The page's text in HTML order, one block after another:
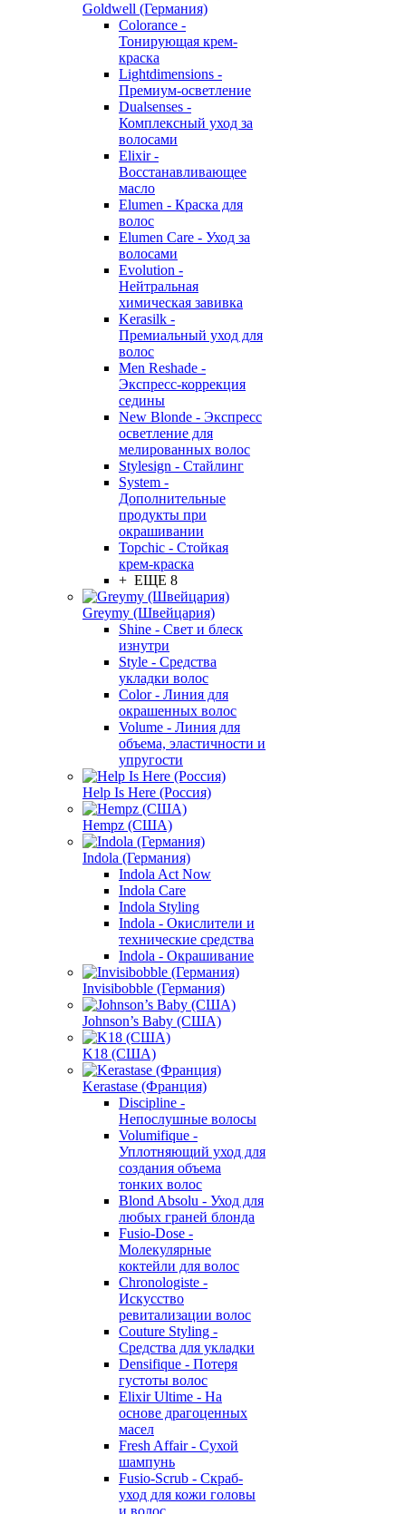
Goldwell (Германия)
Colorance -
Тонирующая крем-
краска
Lightdimensions -
Премиум-осветление
Dualsenses -
Комплексный уход за
волосами
Elixir -
Восстанавливающее
масло
Elumen - Краска для
волос
Elumen Care - Уход за
волосами
Evolution -
Нейтральная
химическая завивка
Kerasilk -
Премиальный уход для
волос
Men Reshade -
Экспресс-коррекция
седины
New Blonde - Экспресс
осветление для
мелированных волос
Stylesign - Стайлинг
System -
Дополнительные
продукты при
окрашивании
Topchic - Стойкая
крем-краска
+ ЕЩЕ 8
Greymy (Швейцария)
Shine - Свет и блеск
изнутри
Style - Средства
укладки волос
Color - Линия для
окрашенных волос
Volume - Линия для
объема, эластичности и
упругости
Help Is Here (Россия)
Hempz (США)
Indola (Германия)
Indola Act Now
Indola Care
Indola Styling
Indola - Окислители и
технические средства
Indola - Окрашивание
Invisibobble (Германия)
Johnson’s Baby (США)
K18 (США)
Kerastase (Франция)
Discipline -
Непослушные волосы
Volumifique -
Уплотняющий уход для
создания объема
тонких волос
Blond Absolu - Уход для
любых граней блонда
Fusio-Dose -
Молекулярные
коктейли для волос
Chronologiste -
Искусство
ревитализации волос
Couture Styling -
Средства для укладки
Densifique - Потеря
густоты волос
Elixir Ultime - На
основе драгоценных
масел
Fresh Affair - Сухой
шампунь
Fusio-Scrub - Скраб-
уход для кожи головы
и волос